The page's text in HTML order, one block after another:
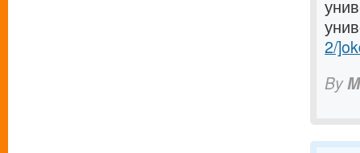
2/
By